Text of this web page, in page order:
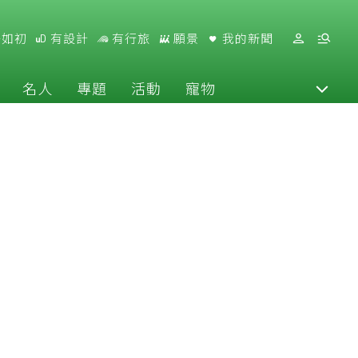
初 有設計 有行旅 願景 我的新聞
名人 專題 活動 寵物